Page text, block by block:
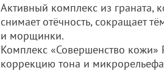
Активный комплекс из граната,
снимает отёчность, сокращает
и морщинки.
Комплекс «Совершенство кожи»
коррекцию тона и